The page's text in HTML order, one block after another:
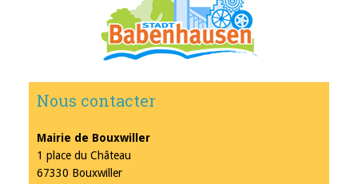
Nous contacter
Mairie de Bouxwiller
1 place du Château
67330 Bouxwiller